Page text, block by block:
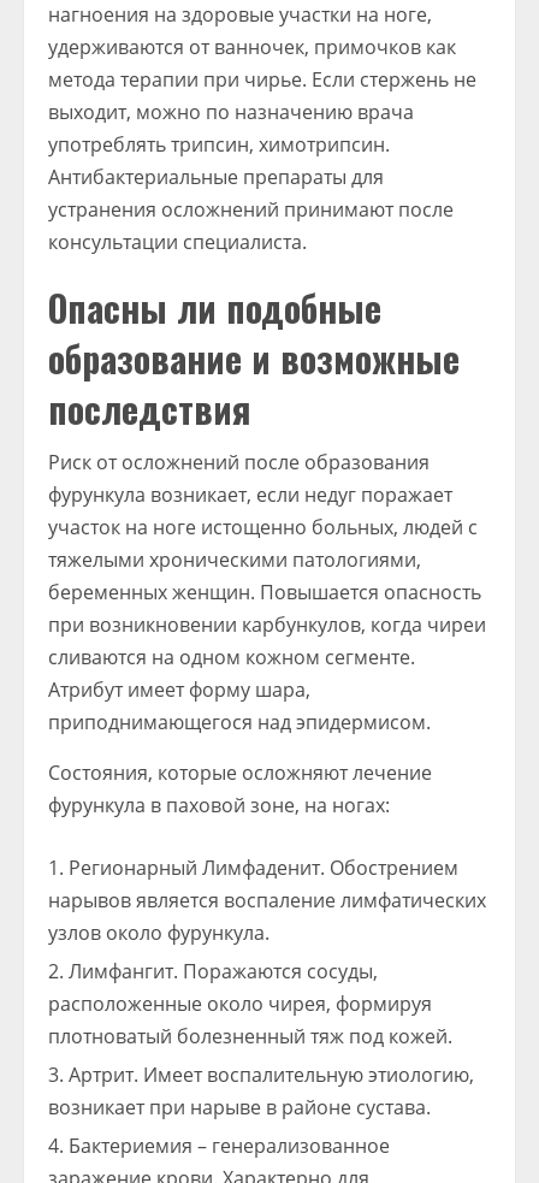
нагноения на здоровые участки на ноге,
удерживаются от ванночек, примочков как
метода терапии при чирье. Если стержень не
выходит, можно по назначению врача
употреблять трипсин, химотрипсин.
Антибактериальные препараты для
устранения осложнений принимают после
консультации специалиста.
Опасны ли подобные
образование и возможные
последствия
Риск от осложнений после образования
фурункула возникает, если недуг поражает
участок на ноге истощенно больных, людей с
тяжелыми хроническими патологиями,
беременных женщин. Повышается опасность
при возникновении карбункулов, когда чиреи
сливаются на одном кожном сегменте.
Атрибут имеет форму шара,
приподнимающегося над эпидермисом.
Состояния, которые осложняют лечение
фурункула в паховой зоне, на ногах:
Регионарный Лимфаденит. Обострением
нарывов является воспаление лимфатических
узлов около фурункула.
Лимфангит. Поражаются сосуды,
расположенные около чирея, формируя
плотноватый болезненный тяж под кожей.
Артрит. Имеет воспалительную этиологию,
возникает при нарыве в районе сустава.
Бактериемия – генерализованное